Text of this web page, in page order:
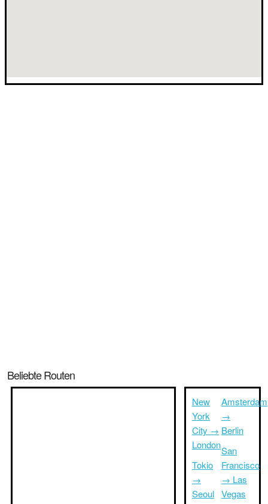
Beliebte Routen
New
York
City →
London
Tokio
→
Seoul
Amsterdam
→
Berlin
San
Francisco
→ Las
Vegas